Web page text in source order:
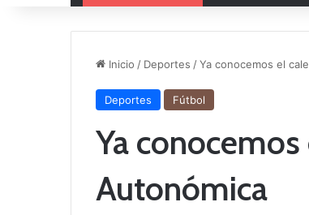
Inicio / Deportes /Ya conocemos el
Deportes Fútbol
Ya
Autonómica